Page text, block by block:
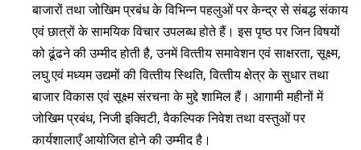
बाजारों तथा जोखिम प्रबंध के विभिन्‍न पहलुओं पर केन्‍द्र से संबद्ध संकाय
एवं छात्रों के सामयिक विचार उपलब्‍ध होते हैं। इस पृष्‍ठ पर जिन विषयों
को ढूंढने की उम्‍मीद होती है, उनमें वित्‍तीय समावेशन एवं साक्षरता, सूक्ष्‍म,
लघु एवं मध्‍यम उद्यमों की वित्‍तीय स्थिति, वित्‍तीय क्षेत्र के सुधार तथा
बाजार विकास एवं सूक्ष्‍म संरचना के मुद्दे शामिल हैं। आगामी महीनों में
जोखिम प्रबंध, निजी इक्विटी, वैकल्पिक निवेश तथा वस्‍तुओं पर
कार्यशालाएँ आयोजित होने की उम्‍मीद है।